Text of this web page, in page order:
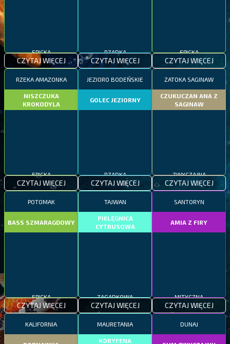
EPICKA
CZYTAJ WIĘCEJ
RZADKA
CZYTAJ WIĘCEJ
EPICKA
CZYTAJ WIĘCEJ
RZEKA AMAZONKA
NISZCZUKA
KROKODYLA
EPICKA
CZYTAJ WIĘCEJ
JEZIORO BODEŃSKIE
GOLEC JEZIORNY
RZADKA
CZYTAJ WIĘCEJ
ZATOKA SAGINAW
CZUKUCZAN ANA Z
SAGINAW
ZWYCZAJNA
CZYTAJ WIĘCEJ
POTOMAK
BASS SZMARAGDOWY
EPICKA
CZYTAJ WIĘCEJ
TAJWAN
PIELĘGNICA
CYTRUSOWA
ZAGADKOWA
CZYTAJ WIĘCEJ
SANTORYN
AMIA Z FIRY
MITYCZNA
CZYTAJ WIĘCEJ
KALIFORNIA MAURETANIA
KORYFENA
DUNAJ